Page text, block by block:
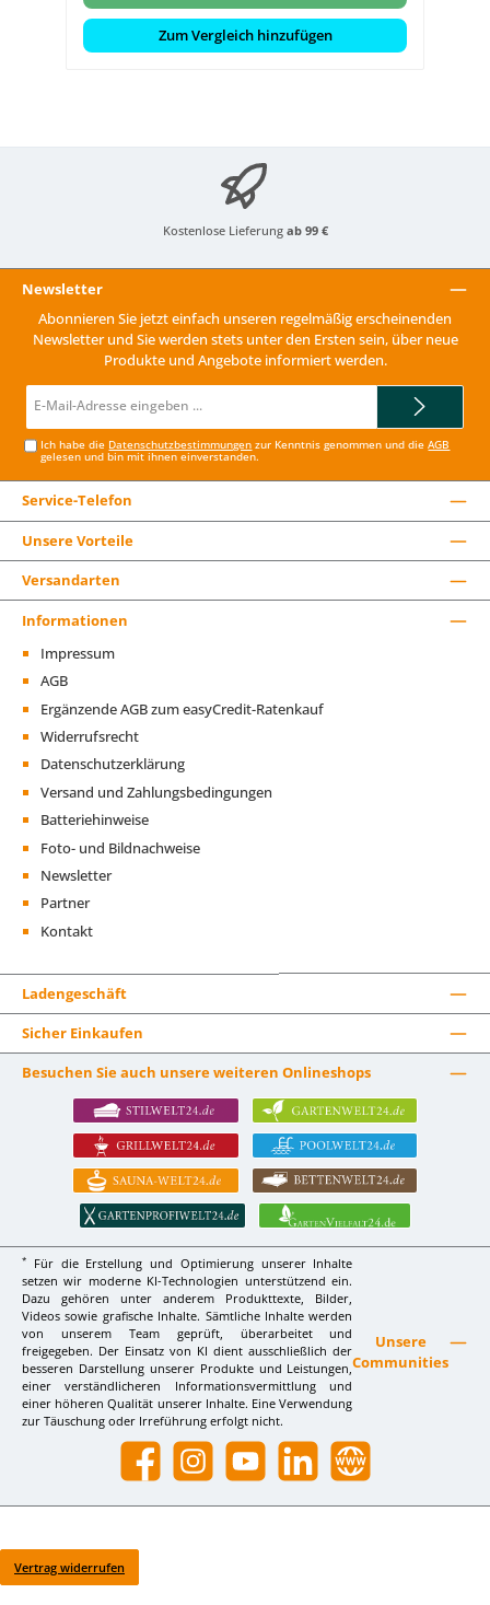
Zum Vergleich hinzufügen
Kostenlose Lieferung ab 99 €
Newsletter
Abonnieren Sie jetzt einfach unseren regelmäßig erscheinenden
Newsletter und Sie werden stets unter den Ersten sein, über neue
Produkte und Angebote informiert werden.
Mail-
Ich habe die Datenschutzbestimmungen zur Kenntnis genommen und dieAGB
gelesen und bin mit ihnen einverstanden.
Service-Telefon
Unsere Vorteile
Versandarten
Informationen
Impressum
AGB
Ergänzende AGB zum easyCredit-Ratenkauf
Widerrufsrecht
Datenschutzerklärung
Versand und Zahlungsbedingungen
Batteriehinweise
Foto- und Bildnachweise
Newsletter
Partner
Kontakt
Ladengeschäft
Sicher Einkaufen
Besuchen Sie auch unsere weiteren Onlineshops
*
Für die Erstellung und Optimierung unserer Inhalte
setzen wir moderne KI-Technologien unterstützend ein.
Dazu gehören unter anderem Produkttexte, Bilder,
Videos sowie grafische Inhalte. Sämtliche Inhalte werden
von unserem Team geprüft, überarbeitet und
freigegeben. Der Einsatz von KI dient ausschließlich der
besseren Darstellung unserer Produkte und Leistungen,
einer verständlicheren Informationsvermittlung und
einer höheren Qualität unserer Inhalte. Eine Verwendung
zur Täuschung oder Irreführung erfolgt nicht.
Unsere
Communities
Facebook InstagramYouTube LinkedIn Website
Vertrag widerrufen